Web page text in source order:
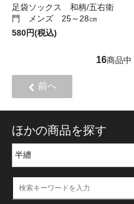
足袋ソックス 和柄/五右衛
門 メンズ 25～28㎝
580円(税込)
16商品中
前へ
ほかの商品を探す